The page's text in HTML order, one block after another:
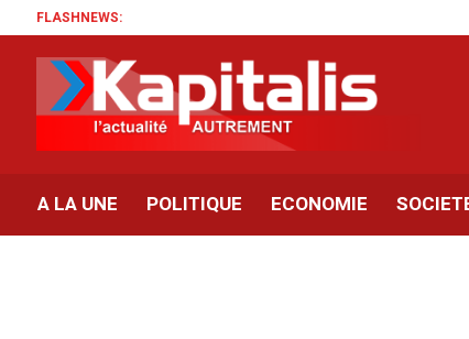
FLASHNEWS:
A LA UNE POLITIQUE ECONOMIE